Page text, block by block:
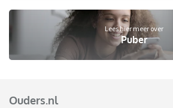
Lees hier meer over
Puber
Ouders.nl